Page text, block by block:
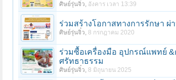
ศิษย์รุ่นจิ๋ว, อังคาร เวลา 13:39
ร่วมสร้างโอกาสทางการรักษา
ศิษย์รุ่นจิ๋ว, 8 กรกฎาคม 2020
ร่วมซื้อเครื่องมือ อุปกรณ์แพทย์
ศรัทธาธรรม
ศิษย์รุ่นจิ๋ว, 8 มิถุนายน 2025